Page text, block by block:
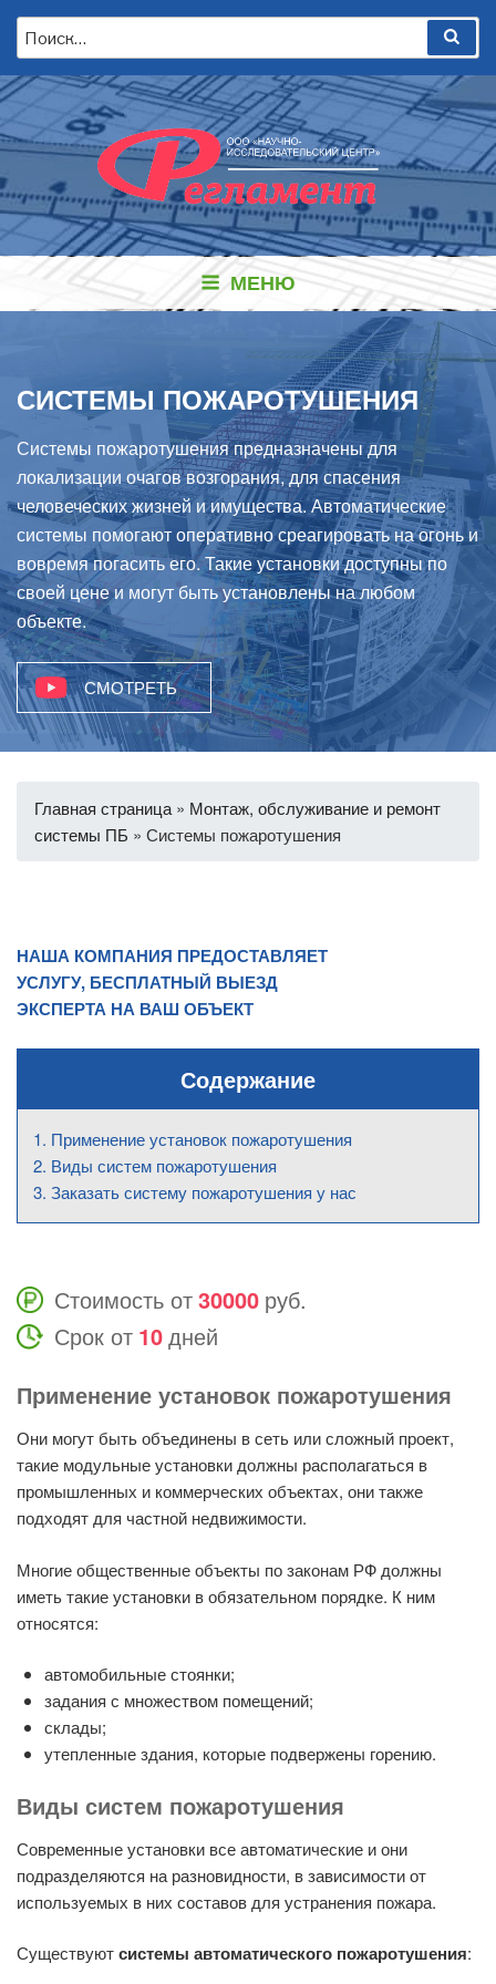
Перейти
содержимому
Искать:
МЕНЮ
СИСТЕМЫ ПОЖАРОТУШЕНИЯ
Системы пожаротушения предназначены для
локализации очагов возгорания, для спасения
человеческих жизней и имущества. Автоматические
системы помогают оперативно среагировать на огонь и
вовремя погасить его. Такие установки доступны по
своей цене и могут быть установлены на любом
объекте.
СМОТРЕТЬ
Главная страница » Монтаж, обслуживание и ремонт
системы ПБ » Системы пожаротушения
НАША КОМПАНИЯ ПРЕДОСТАВЛЯЕТ
УСЛУГУ, БЕСПЛАТНЫЙ ВЫЕЗД
ЭКСПЕРТА НА ВАШ ОБЪЕКТ
Содержание
Применение установок пожаротушения
Виды систем пожаротушения
Заказать систему пожаротушения у нас
Стоимость от30000 руб.
Срок от 10дней
Применение установок пожаротушения
Они могут быть объединены в сеть или сложный проект,
такие модульные установки должны располагаться в
промышленных и коммерческих объектах, они также
подходят для частной недвижимости.
Многие общественные объекты по законам РФ должны
иметь такие установки в обязательном порядке. К ним
относятся:
автомобильные стоянки;
задания с множеством помещений;
склады;
утепленные здания, которые подвержены горению.
Виды систем пожаротушения
Современные установки все автоматические и они
подразделяются на разновидности, в зависимости от
используемых в них составов для устранения пожара.
Существуютсистемы автоматического пожаротушения: